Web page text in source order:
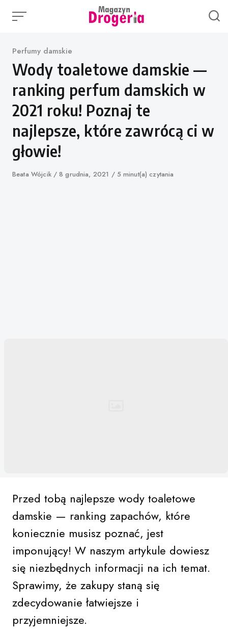
Category
Perfumy damskie
Wody toaletowe damskie —
ranking perfum damskich w
2021 roku! Poznaj te
najlepsze, które zawrócą ci w
głowie!
Author
Beata Wójcik
Published
8 grudnia, 2021 5 minut(a) czytania
Przed tobą najlepsze wody toaletowe
damskie — ranking zapachów, które
koniecznie musisz poznać, jest
imponujący! W naszym artykule dowiesz
się niezbędnych informacji na ich temat.
Sprawimy, że zakupy staną się
zdecydowanie łatwiejsze i
przyjemniejsze.